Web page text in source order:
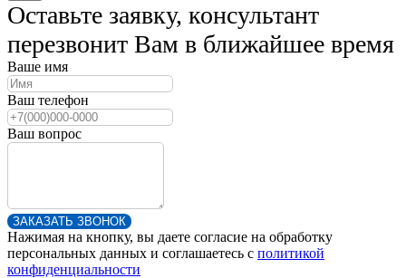
Оставьте заявку, консультант
перезвонит Вам в ближайшее время
Ваше имя
Ваш телефон
Ваш вопрос
ЗАКАЗАТЬ ЗВОНОК
Нажимая на кнопку, вы даете согласие на обработку
персональных данных и соглашаетесь c политикой
конфиденциальности